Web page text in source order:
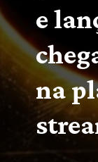
e
na